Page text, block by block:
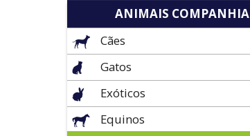
ANIMAIS COMPANHIA
Cães
Gatos
Exóticos
Equinos